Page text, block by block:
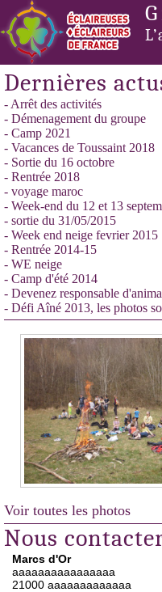
Dernières
- Arrêt des activités
- Démenagement du groupe
- Camp 2021
- Vacances de Toussaint 2018
- Sortie du 16 octobre
- Rentrée 2018
- voyage maroc
- Week-end du 12 et 13
- sortie du 31/05/2015
- Week end neige fevrier 2015
- Rentrée 2014-15
- WE neige
- Camp d'été 2014
- Devenez responsable
- Défi Aîné 2013, les photos
Voir toutes les photos
Nous
Marcs d'Or
aaaaaaaaaaaaaaaa
21000 aaaaaaaaaaaaa